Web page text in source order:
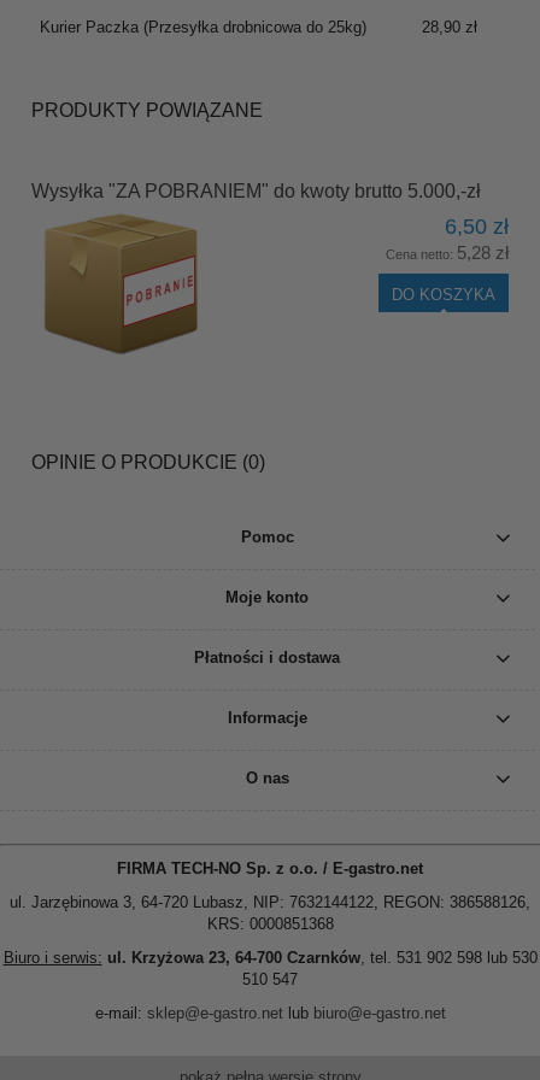
Kurier Paczka(Przesyłka drobnicowa do 25kg) 28,90 zł
PRODUKTY POWIĄZANE
Wysyłka "ZA POBRANIEM" do kwoty brutto 5.000,-zł
6,50 zł
Cena netto: 5,28 zł
DO KOSZYKA
OPINIE O PRODUKCIE (0)
Pomoc
Moje konto
Płatności i dostawa
Informacje
O nas
FIRMA TECH-NO Sp. z o.o. / E-gastro.net
ul. Jarzębinowa 3, 64-720 Lubasz, NIP: 7632144122, REGON: 386588126,
KRS: 0000851368
Biuro i serwis: ul. Krzyżowa 23, 64-700 Czarnków, tel. 531 902 598 lub 530
510 547
e-mail: sklep@e-gastro.netlub biuro@e-gastro.net